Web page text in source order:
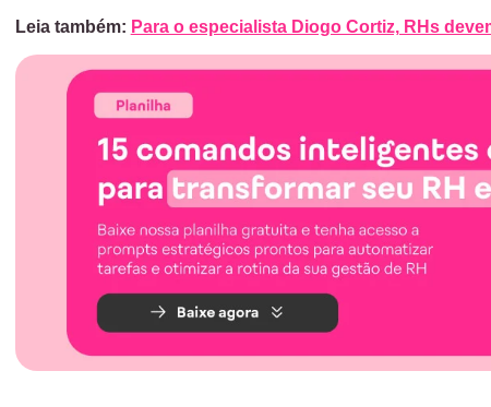
Leia também: Para o especialista Diogo Cortiz, RHs